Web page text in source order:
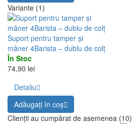
Variante (1)
Suport pentru tamper și
mâner 4Barista – dublu de colț
În Stoc
74,90 lei
Detaliu
Adăugați în coş
Clienții au cumpărat de asemenea (10)